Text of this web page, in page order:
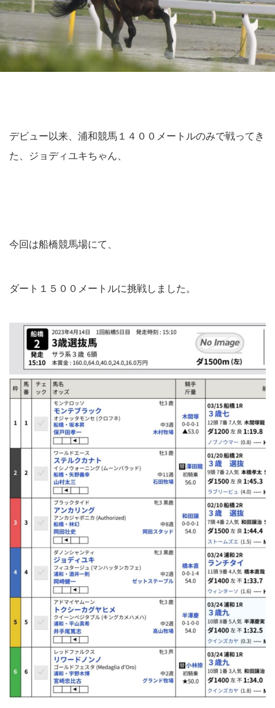
デビュー以来、浦和競馬１４００メートルのみで戦ってき
た、ジョディユキちゃん、
今回は船橋競馬場にて、
ダート１５００メートルに挑戦しました。